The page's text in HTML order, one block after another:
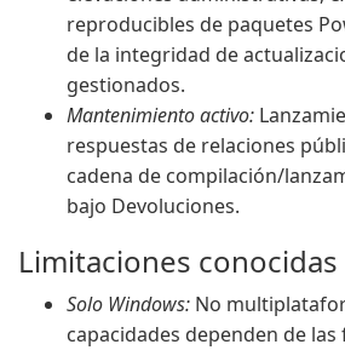
reproducibles de paquetes
de la integridad de
gestionados.
Mantenimiento activo:
respuestas de relaciones
cadena de compilación/
bajo Devoluciones.
Limitaciones conocidas
Solo Windows: No
capacidades dependen de